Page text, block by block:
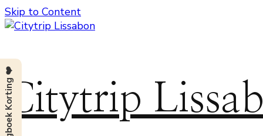
Skip to Content
Citytrip